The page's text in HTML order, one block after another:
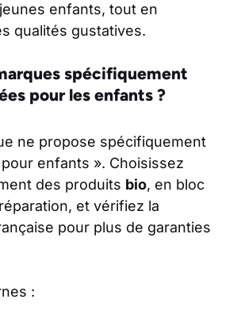
enfants, tout en
qualités gustatives.
spécifiquement
pour les enfants ?
ne propose spécifiquement
enfants ». Choisissez
des produits bio, en bloc
et vérifiez la
pour plus de garanties
: